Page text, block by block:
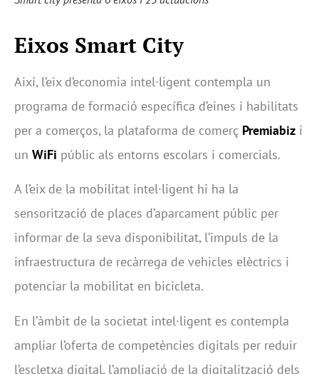
Eixos Smart City
Així, l’eix d’economia intel·ligent contempla un
programa de formació específica d’eines i habilitats
per a comerços, la plataforma de comerç Premiabiz i
un WiFi públic als entorns escolars i comercials.
A l’eix de la mobilitat intel·ligent hi ha la
sensorització de places d’aparcament públic per
informar de la seva disponibilitat, l’impuls de la
infraestructura de recàrrega de vehicles elèctrics i
potenciar la mobilitat en bicicleta.
En l’àmbit de la societat intel·ligent es contempla
ampliar l’oferta de competències digitals per reduir
l’escletxa digital, l’ampliació de la digitalització dels